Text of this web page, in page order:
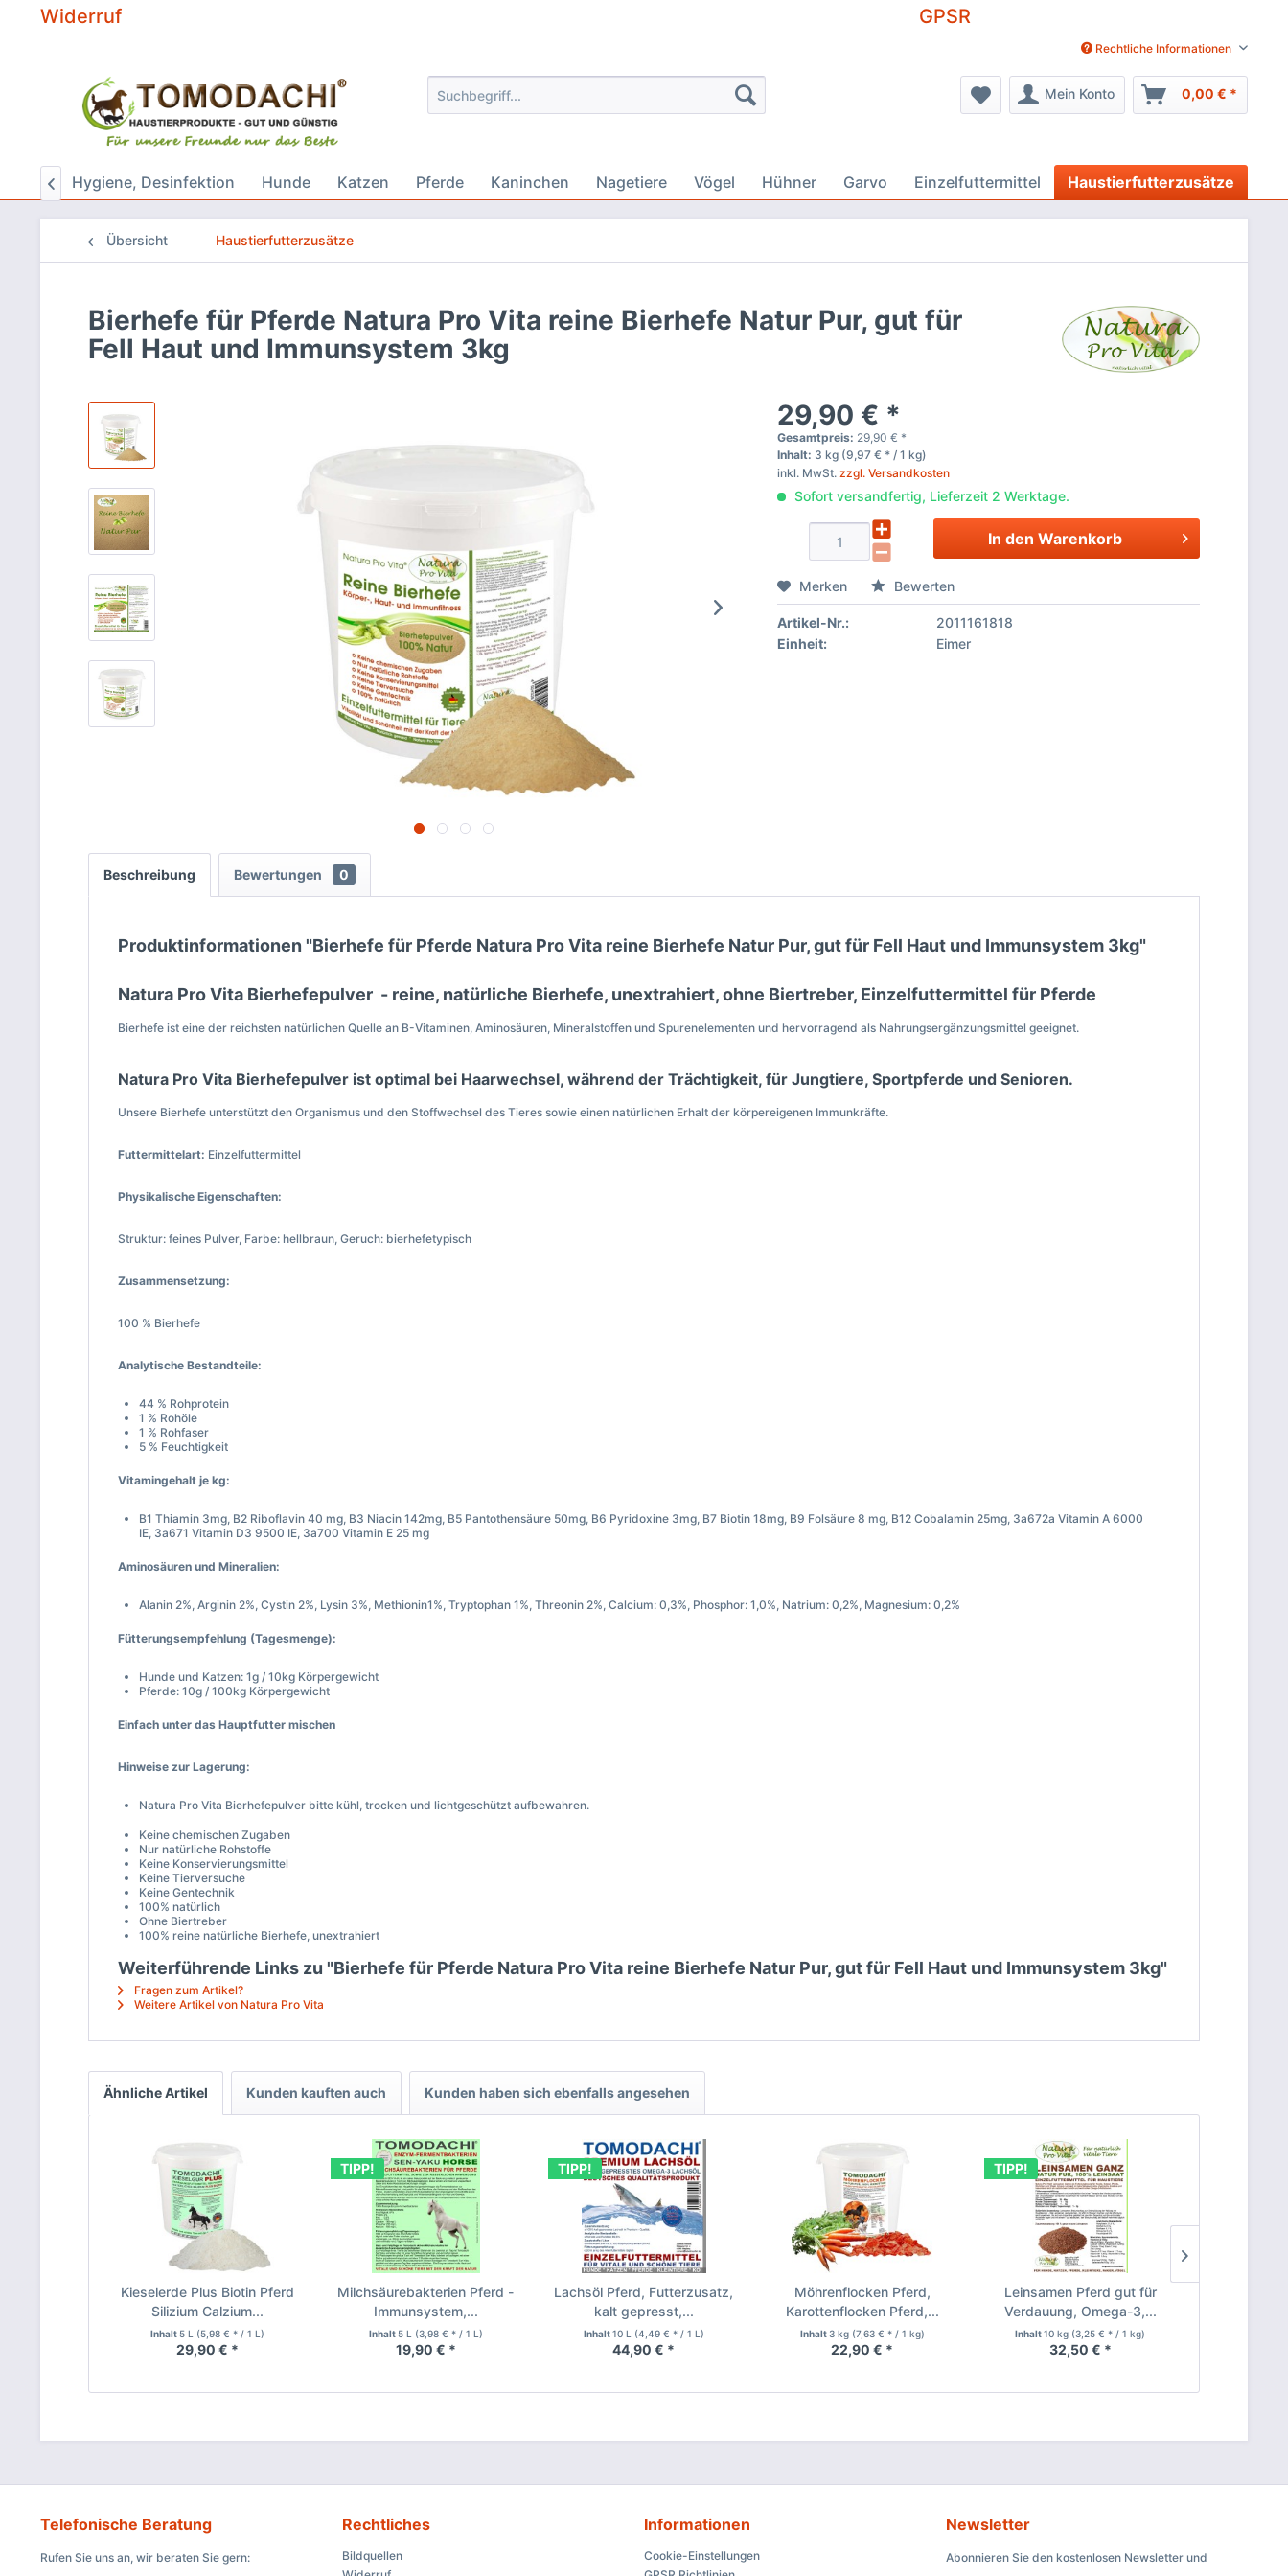
Widerruf GPSR
Rechtliche Informationen
Mein Konto 0,00 € *
Hygiene, Desinfektion Hunde Katzen Pferde Kaninchen Nagetiere Vögel Hühner Garvo Einzelfuttermittel Haustierfutterzusätze

Übersicht Haustierfutterzusätze
Bierhefe für Pferde Natura Pro Vita reine Bierhefe Natur Pur, gut für
Fell Haut und Immunsystem 3kg
29,90 € *
Gesamtpreis: 29,90 € *
Inhalt: 3 kg (9,97 € * / 1 kg)
inkl. MwSt.zzgl. Versandkosten
Sofort versandfertig, Lieferzeit 2 Werktage.
In den Warenkorb
Merken Bewerten
Artikel-Nr.:
2011161818
Einheit:
Eimer
Beschreibung Bewertungen 0
Produktinformationen "Bierhefe für Pferde Natura Pro Vita reine Bierhefe Natur Pur, gut für Fell Haut und Immunsystem 3kg"
Natura Pro Vita Bierhefepulver - reine, natürliche Bierhefe, unextrahiert, ohne Biertreber, Einzelfuttermittel für Pferde
Bierhefe ist eine der reichsten natürlichen Quelle an B-Vitaminen, Aminosäuren, Mineralstoffen und Spurenelementen und hervorragend als Nahrungsergänzungsmittel geeignet.
Natura Pro Vita Bierhefepulver ist optimal bei Haarwechsel, während der Trächtigkeit, für Jungtiere, Sportpferde und Senioren.
Unsere Bierhefe unterstützt den Organismus und den Stoffwechsel des Tieres sowie einen natürlichen Erhalt der körpereigenen Immunkräfte.
Futtermittelart: Einzelfuttermittel
Physikalische Eigenschaften:
Struktur: feines Pulver, Farbe: hellbraun, Geruch: bierhefetypisch
Zusammensetzung:
100 % Bierhefe
Analytische Bestandteile:
44 % Rohprotein
1 % Rohöle
1 % Rohfaser
5 % Feuchtigkeit
Vitamingehalt je kg:
B1 Thiamin 3mg, B2 Riboflavin 40 mg, B3 Niacin 142mg, B5 Pantothensäure 50mg, B6 Pyridoxine 3mg, B7 Biotin 18mg, B9 Folsäure 8 mg, B12 Cobalamin 25mg, 3a672a Vitamin A 6000
IE, 3a671 Vitamin D3 9500 IE, 3a700 Vitamin E 25 mg
Aminosäuren und Mineralien:
Alanin 2%, Arginin 2%, Cystin 2%, Lysin 3%, Methionin1%, Tryptophan 1%, Threonin 2%, Calcium: 0,3%, Phosphor: 1,0%, Natrium: 0,2%, Magnesium: 0,2%
Fütterungsempfehlung (Tagesmenge):
Hunde und Katzen: 1g / 10kg Körpergewicht
Pferde: 10g / 100kg Körpergewicht
Einfach unter das Hauptfutter mischen
Hinweise zur Lagerung:
Natura Pro Vita Bierhefepulver bitte kühl, trocken und lichtgeschützt aufbewahren.
Keine chemischen Zugaben
Nur natürliche Rohstoffe
Keine Konservierungsmittel
Keine Tierversuche
Keine Gentechnik
100% natürlich
Ohne Biertreber
100% reine natürliche Bierhefe, unextrahiert
Weiterführende Links zu "Bierhefe für Pferde Natura Pro Vita reine Bierhefe Natur Pur, gut für Fell Haut und Immunsystem 3kg"
Fragen zum Artikel?
Weitere Artikel von Natura Pro Vita
Ähnliche Artikel Kunden kauften auch Kunden haben sich ebenfalls angesehen
Kieselerde Plus Biotin Pferd
Silizium Calzium...
Inhalt5 L (5,98 € * / 1 L)
29,90 € *
TIPP!
Milchsäurebakterien Pferd -
Immunsystem,...
Inhalt5 L (3,98 € * / 1 L)
19,90 € *
TIPP!
Lachsöl Pferd, Futterzusatz,
kalt gepresst,...
Inhalt10 L (4,49 € * / 1 L)
44,90 € *
Möhrenflocken Pferd,
Karottenflocken Pferd,...
Inhalt3 kg (7,63 € * / 1 kg)
22,90 € *
TIPP!
Leinsamen Pferd gut für
Verdauung, Omega-3,...
Inhalt10 kg (3,25 € * / 1 kg)
32,50 € *
Telefonische Beratung
Rufen Sie uns an, wir beraten Sie gern:
Rechtliches
Bildquellen
Informationen
Cookie-Einstellungen
Newsletter
Abonnieren Sie den kostenlosen Newsletter und